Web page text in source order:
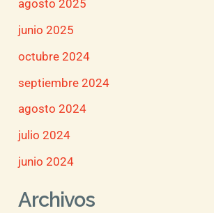
agosto 2025
junio 2025
octubre 2024
septiembre 2024
agosto 2024
julio 2024
junio 2024
Archivos